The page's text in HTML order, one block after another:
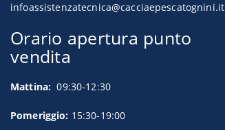
infoassistenzatecnica@cacciaepescatognini.it
Orario apertura punto
vendita
Mattina: 09:30-12:30
Pomeriggio: 15:30-19:00